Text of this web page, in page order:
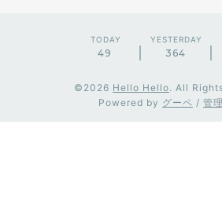
TODAY
49
YESTERDAY
364
©2026 Hello Hello. All
Powered by グーペ / 管